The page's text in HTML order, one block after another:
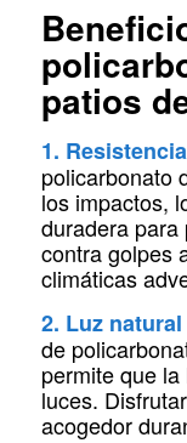
patios
1.
policarbonato
los impactos,
duradera para
contra golpes
climáticas
2. Luz
de
permite que
luces.
acogedor